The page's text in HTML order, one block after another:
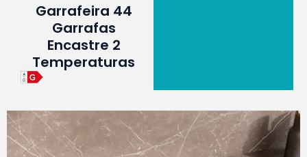
Garrafeira 44
Garrafas
Encastre 2
Temperaturas